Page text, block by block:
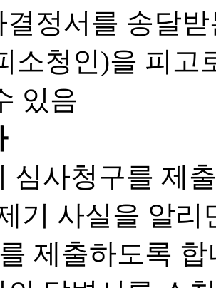
결정서를 송달
소청인)을 피고
있음
심사청구를 제
기 사실을 알
제출하도록 합